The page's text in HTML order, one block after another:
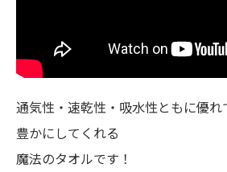
通気性・速乾性・吸水性ともに優
豊かにしてくれる
魔法のタオルです！